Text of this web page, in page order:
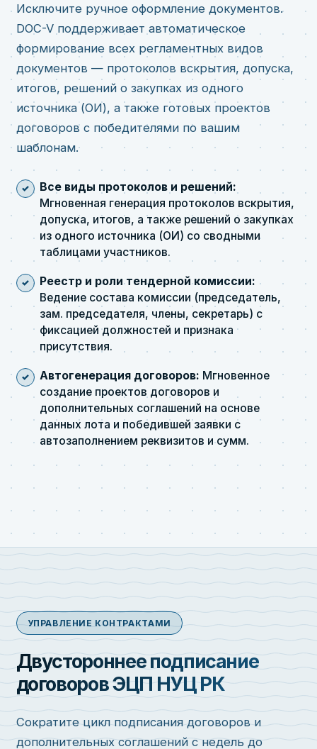
Исключите ручное оформление документов.
DOC-V поддерживает автоматическое
формирование всех регламентных видов
документов — протоколов вскрытия, допуска,
итогов, решений о закупках из одного
источника (ОИ), а также готовых проектов
договоров с победителями по вашим
шаблонам.
Все виды протоколов и решений:
Мгновенная генерация протоколов вскрытия,
допуска, итогов, а также решений о закупках
из одного источника (ОИ) со сводными
таблицами участников.
Реестр и роли тендерной комиссии:
Ведение состава комиссии (председатель,
зам. председателя, члены, секретарь) с
фиксацией должностей и признака
присутствия.
Автогенерация договоров: Мгновенное
создание проектов договоров и
дополнительных соглашений на основе
данных лота и победившей заявки с
автозаполнением реквизитов и сумм.
УПРАВЛЕНИЕ КОНТРАКТАМИ
Двустороннее подписание
договоров ЭЦП НУЦ РК
Сократите цикл подписания договоров и
дополнительных соглашений с недель до